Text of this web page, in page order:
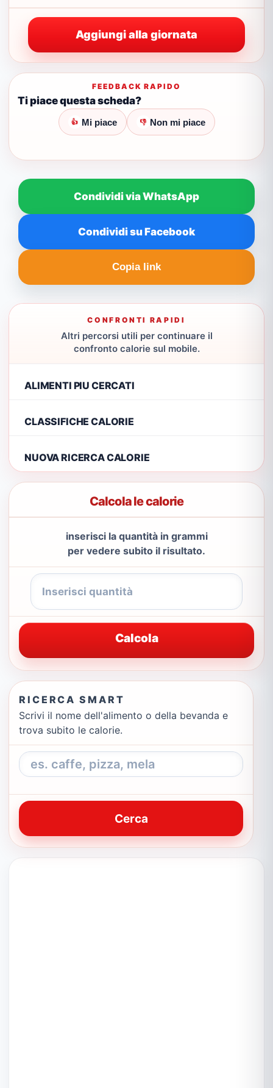
Aggiungi alla giornata
FEEDBACK RAPIDO
Ti piace questa scheda?
👍 Mi piace 👎 Non mi piace
Condividi via WhatsApp
Condividi su Facebook
Copia link
CONFRONTI RAPIDI
Altri percorsi utili per continuare il
confronto calorie sul mobile.
ALIMENTI PIU CERCATI
CLASSIFICHE CALORIE
NUOVA RICERCA CALORIE
Calcola le calorie
inserisci la quantità in grammi
per vedere subito il risultato.
Calcola
RICERCA SMART
Scrivi il nome dell'alimento o della bevanda e
trova subito le calorie.
Cerca